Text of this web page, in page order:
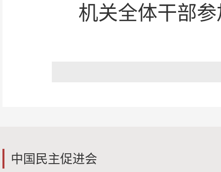
机关全体干部
中国民主促进会